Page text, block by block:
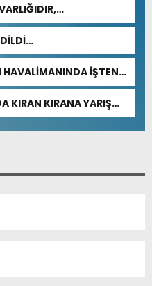
HAVALİMANINDA İŞTEN
KIRAN KIRANA YARIŞ